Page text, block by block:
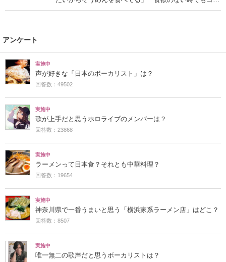
で食べられる」
アンケート
実施中
声が好きな「日本のボーカリスト」は？
回答数：49502
実施中
歌が上手だと思うホロライブのメンバーは？
回答数：23868
実施中
ラーメンって日本食？それとも中華料理？
回答数：19654
実施中
神奈川県で一番うまいと思う「横浜家系ラーメン店」はどこ？
回答数：8507
実施中
唯一無二の歌声だと思うボーカリストは？